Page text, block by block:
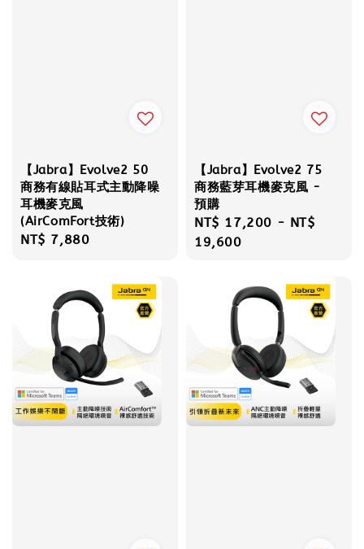
【Jabra】Evolve2 50
商務有線貼耳式主動降噪
耳機麥克風
(AirComFort技術)
Regular
NT$ 7,880
【Jabra】Evolve2 75
商務藍芽耳機麥克風 -
預購
Regular
price
NT$ 17,200 - NT$
19,600